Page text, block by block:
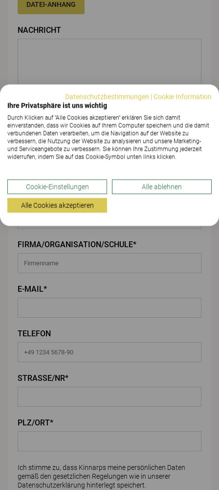
DATEI-ANHANG
NACHRICHT
Ihre Angaben
VORNAME*
NACHNAME*
FIRMA/ORGANISATION/SCHULE*
E-MAIL*
TELEFON
STRASSE/NR*
PLZ/ORT*
Ich stimme zu, dass Kinnarps meine persönlichen Daten
gemäß den gesetzlichen Regelungen wie in unserer
Datenschutzerklärung hinterlegt speichert.
Datenschutzbestimmungen |Cookie Information
Ihre Privatsphäre ist uns wichtig
Durch Klicken auf "Alle Cookies akzeptieren" erklären Sie sich damit
einverstanden, dass wir Cookies auf Ihrem Computer speichern und die damit
verbundenen Daten verarbeiten, um die Navigation auf der Website zu
verbessern, die Nutzung der Website zu analysieren und unsere Marketing-
und Serviceangebote zu verbessern. Sie können Ihre Zustimmung jederzeit
widerrufen, indem Sie auf das Cookie-Symbol unten links klicken.
Cookie-Einstellungen Alle ablehnen
Alle Cookies akzeptieren